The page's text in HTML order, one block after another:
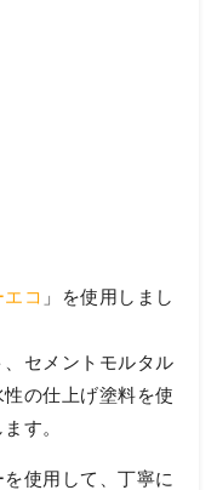
コ 」を使用しまし
セメントモルタル
の仕上げ塗料を使
す。
使用して、丁寧に